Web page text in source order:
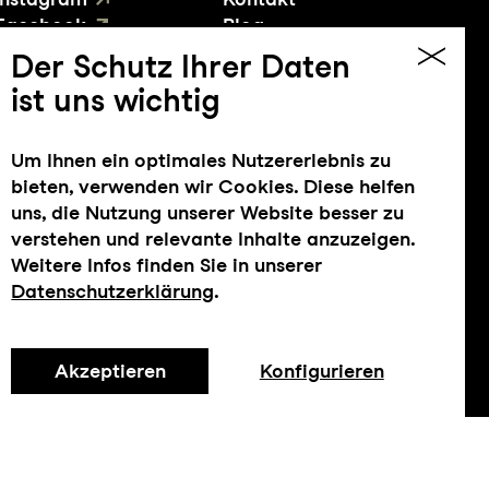
YouTube
Blog
Presse
Impressum Datenschutz
Der Schutz Ihrer Daten
ist uns wichtig
Um Ihnen ein optimales Nutzererlebnis zu
bieten, verwenden wir Cookies. Diese helfen
uns, die Nutzung unserer Website besser zu
verstehen und relevante Inhalte anzuzeigen.
Weitere Infos finden Sie in unserer
Datenschutzerklärung.
Akzeptieren Konfigurieren